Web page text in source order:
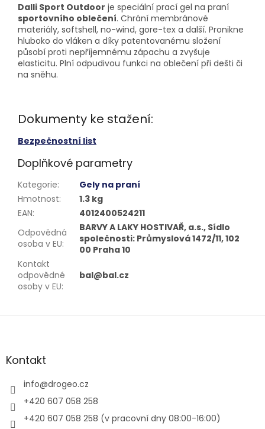
Dalli Sport Outdoor je speciální prací gel na praní
sportovního oblečení. Chrání membránové
materiály, softshell, no-wind, gore-tex a další. Pronikne
hluboko do vláken a díky patentovanému složení
působí proti nepříjemnému zápachu a zvyšuje
elasticitu. Plní odpudivou funkci na oblečení při dešti či
na sněhu.
Dokumenty ke stažení:
Bezpečnostní list
Doplňkové parametry
Kategorie:
Gely na praní
Hmotnost:
1.3 kg
EAN:
4012400524211
Odpovědná
osoba v EU:
BARVY A LAKY HOSTIVAŘ, a.s., Sídlo
společnosti: Průmyslová 1472/11, 102
00 Praha 10
Kontakt
odpovědné
osoby v EU:
bal@bal.cz
Z
aKontakt
info@drogeo.cz
+420 607 058 258
+420 607 058 258 (v pracovní dny 08:00-16:00)